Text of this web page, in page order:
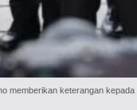
memberikan keterangan